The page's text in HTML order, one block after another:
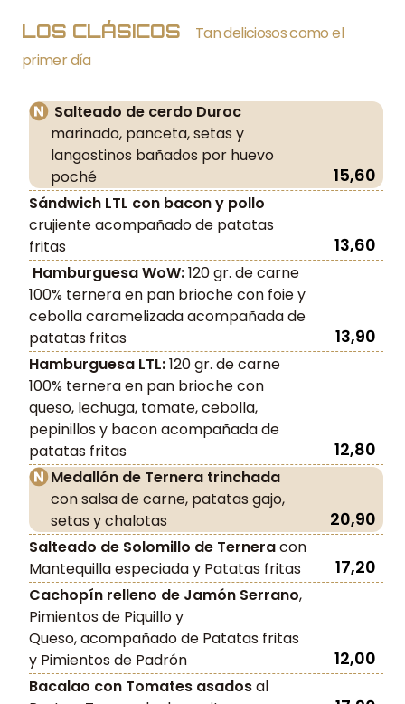
LOS CLÁSICOS
Tan deliciosos como el
primer día
Salteado de cerdo Duroc
marinado, panceta, setas y
langostinos bañados por huevo
poché
15,60
Sándwich LTL con bacon y pollo
crujiente acompañado de patatas
fritas
13,60
Hamburguesa WoW:120 gr. de carne
100% ternera en pan brioche con foie y
cebolla caramelizada acompañada de
patatas fritas
13,90
Hamburguesa LTL:120 gr. de carne
100% ternera en pan brioche con
queso, lechuga, tomate, cebolla,
pepinillos y bacon acompañada de
patatas fritas
12,80
Medallón de Ternera trinchada
con salsa de carne, patatas gajo,
setas y chalotas
20,90
Salteado de Solomillo de Terneracon
Mantequilla especiada y Patatas fritas
17,20
Cachopín relleno de Jamón Serrano,
Pimientos de Piquillo y
Queso, acompañado de Patatas fritas
y Pimientos de Padrón
12,00
Bacalao con Tomates asadosal